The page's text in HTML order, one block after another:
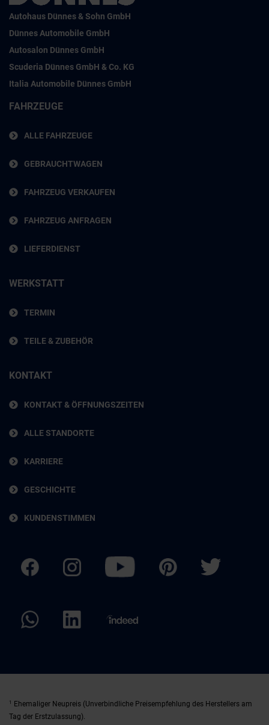
Autohaus Dünnes & Sohn GmbH
Dünnes Automobile GmbH
Autosalon Dünnes GmbH
Scuderia Dünnes GmbH & Co. KG
Italia Automobile Dünnes GmbH
FAHRZEUGE
ALLE FAHRZEUGE
GEBRAUCHTWAGEN
FAHRZEUG VERKAUFEN
FAHRZEUG ANFRAGEN
LIEFERDIENST
WERKSTATT
TERMIN
TEILE & ZUBEHÖR
KONTAKT
KONTAKT & ÖFFNUNGSZEITEN
ALLE STANDORTE
KARRIERE
GESCHICHTE
KUNDENSTIMMEN
1
Ehemaliger Neupreis (Unverbindliche Preisempfehlung des Herstellers am
Tag der Erstzulassung).